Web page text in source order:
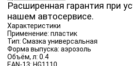
Расширенная гарантия при
нашем автосервисе.
Характеристики
Применение: пластик
Тип: Смазка универсальная
Форма выпуска: аэрозоль
Объём, л: 0.4